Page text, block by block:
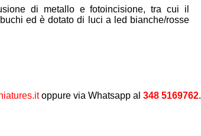
di metallo e fotoincisione, tra cui il
ed è dotato di luci a led bianche/rosse
oppure via Whatsapp al 348 5169762.